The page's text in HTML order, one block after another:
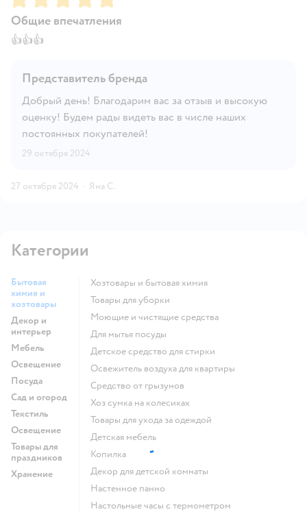
Общие впечатления
👍👍👍
Представитель бренда
Добрый день! Благодарим вас за отзыв и высокую
оценку! Будем рады видеть вас в числе наших
постоянных покупателей!
29 октября 2024
27 октября 2024 · Яна С.
Категории
Бытовая
химия и
хозтовары
Декор и
интерьер
Мебель
Освещение
Посуда
Сад и огород
Текстиль
Освещение
Товары для
праздников
Хранение
Хозтовары и бытовая химия
Товары для уборки
моющие и чистящие средства
для мытья посуды
детское средство для стирки
освежитель воздуха для квартиры
средство от грызунов
хоз сумка на колесиках
Товары для ухода за одеждой
Детская мебель
Копилка
Декор для детской комнаты
Настенное панно
Настольные часы с термометром